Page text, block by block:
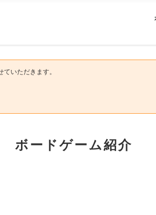
いただきます。
ボードゲーム紹介